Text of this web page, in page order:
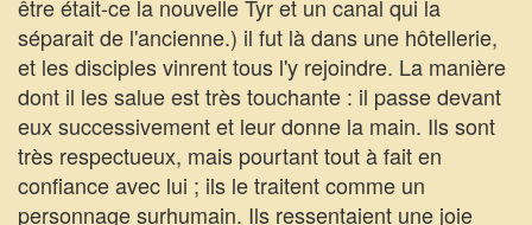
être était-ce la nouvelle Tyr et un canal qui la
séparait de l'ancienne.) il fut là dans une hôtellerie,
et les disciples vinrent tous l'y rejoindre. La manière
dont il les salue est très touchante : il passe devant
eux successivement et leur donne la main. Ils sont
très respectueux, mais pourtant tout à fait en
confiance avec lui ; ils le traitent comme un
personnage surhumain. Ils ressentaient une joie